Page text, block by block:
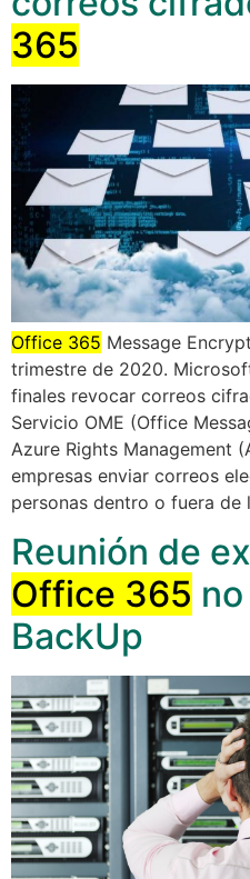
365
Office 365 Message
trimestre de 2020.
finales revocar correos
Servicio OME (Office
Azure Rights Management
empresas enviar correos
personas dentro o fuera
Reunión de
Office 365
BackUp